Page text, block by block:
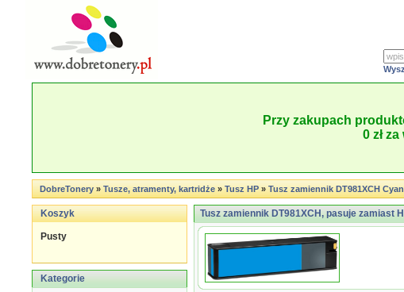
Przy zakupach
0 zł
DobreTonery»Tusze, atramenty, kartridże»Tusz HP»Tusz zamiennik DT981XCH Cyan
Koszyk
Pusty
Kategorie
Tusz zamiennik DT981XCH, pasuje zamiast